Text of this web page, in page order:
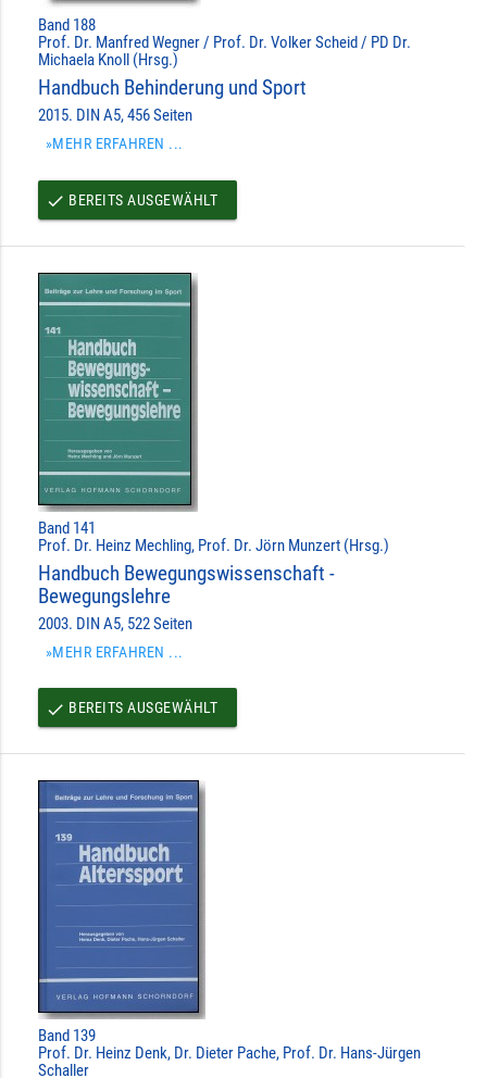
Band 188
Prof. Dr. Manfred Wegner / Prof. Dr. Volker Scheid / PD Dr.
Michaela Knoll (Hrsg.)
Handbuch Behinderung und Sport
2015. DIN A5, 456 Seiten
»MEHR ERFAHREN ...
done BEREITS AUSGEWÄHLT
Band 141
Prof. Dr. Heinz Mechling, Prof. Dr. Jörn Munzert (Hrsg.)
Handbuch Bewegungswissenschaft -
Bewegungslehre
2003. DIN A5, 522 Seiten
»MEHR ERFAHREN ...
done BEREITS AUSGEWÄHLT
Band 139
Prof. Dr. Heinz Denk, Dr. Dieter Pache, Prof. Dr. Hans-Jürgen
Schaller